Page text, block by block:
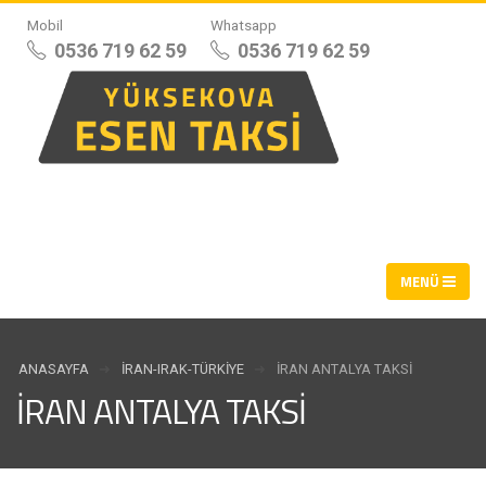
Mobil
0536 719 62 59
Whatsapp
0536 719 62 59
ANASAYFA İRAN-IRAK-TÜRKIYE İRAN ANTALYA TAKSI
İRAN ANTALYA TAKSI